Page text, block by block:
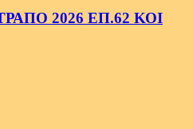
2026 ΕΠ.62 ΚΟΙ